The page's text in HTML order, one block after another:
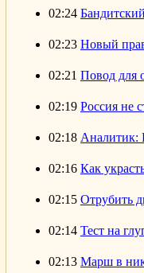
02:24
02:23 Новый
02:21 Повод для
02:19 Россия не
02:18 Аналитик:
02:16 Как
02:15 Отрубить
02:14 Тест на
02:13 Марш в